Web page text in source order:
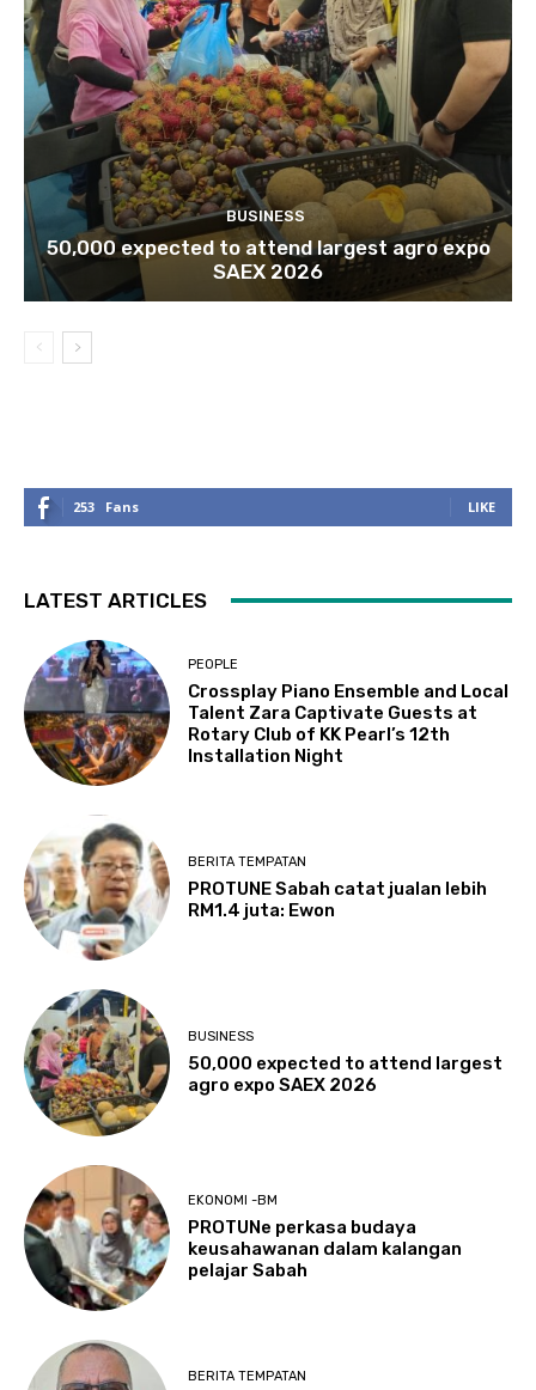
BUSINESS
50,000 expected to attend largest agro expo
SAEX 2026
253 Fans LIKE
LATEST ARTICLES
PEOPLE
Crossplay Piano Ensemble and Local
Talent Zara Captivate Guests at
Rotary Club of KK Pearl’s 12th
Installation Night
BERITA TEMPATAN
PROTUNE Sabah catat jualan lebih
RM1.4 juta: Ewon
BUSINESS
50,000 expected to attend largest
agro expo SAEX 2026
EKONOMI -BM
PROTUNe perkasa budaya
keusahawanan dalam kalangan
pelajar Sabah
BERITA TEMPATAN